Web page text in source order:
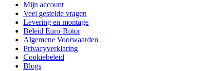
Mijn account
Veel gestelde vragen
Levering en montage
Beleid Euro-Rotor
Algemene Voorwaarden
Privacyverklaring
Cookiebeleid
Blogs